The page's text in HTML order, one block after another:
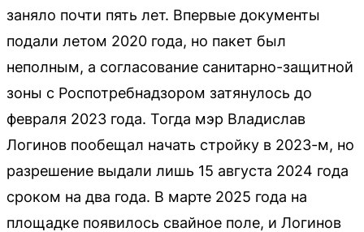
заняло почти пять лет. Впервые документы
подали летом 2020 года, но пакет был
неполным, а согласование санитарно-защитной
зоны с Роспотребнадзором затянулось до
февраля 2023 года. Тогда мэр Владислав
Логинов пообещал начать стройку в 2023-м, но
разрешение выдали лишь 15 августа 2024 года
сроком на два года. В марте 2025 года на
площадке появилось свайное поле, и Логинов